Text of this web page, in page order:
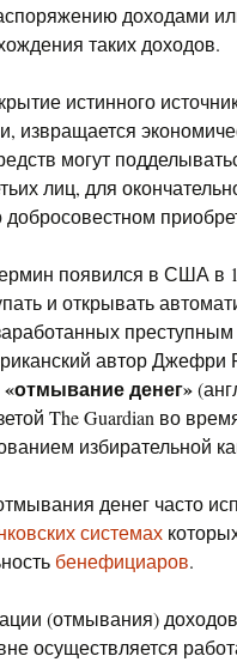
доходами
таких доходов.
истинного
извращается
могут
лиц, для
появился в США в
и открывать
автор Джефри
денег»
The Guardian во
избирательной
денег часто
системах
бенефициаров.
(отмывания)
осуществляется